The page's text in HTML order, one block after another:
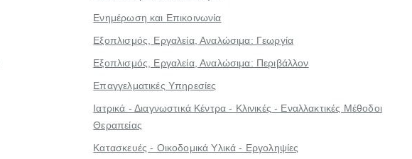
Ενημέρωση και Επικοινωνία
Εξοπλισμός, Εργαλεία, Αναλώσιμα: Γεωργία
Εξοπλισμός, Εργαλεία, Αναλώσιμα: Περιβάλλον
Επαγγελματικές Υπηρεσίες
Ιατρικά - Διαγνωστικά Κέντρα - Κλινικές - Εναλλακτικές Μέθοδοι
Θεραπείας
Κατασκευές - Οικοδομικά Υλικά - Εργοληψίες